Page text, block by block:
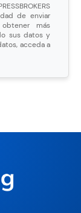
de enviar
más
sus datos y
acceda a